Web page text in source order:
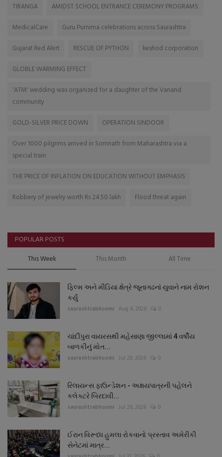
TIRANGA
AMIDST SCHOOL ENTRANCE CEREMONY PROGRAMS
MedicalCare
Guru Purnima celebrations across Saurashtra
Gujarat Red Alert
RESCUE OF PYTHON
keshod corporation
GLOBLE WARMING EFFECT
'ATM' wedding was organized for a daughter of the Vanand
community
GOLD-SILVER PRICE DOWN
OPERATION SINDOOR
Over 1000 pilgrims arrived in Somnath from Maharashtra via a
special train
THE PRICE OF INFLATION ON EDUCATION WITHOUT EMPHASIS
Robbery of jewelry worth Rs 24.50 lakh
Flood threat again
POPULAR POSTS
This Week This Month All Time
ફિલ્મ અને મીડિયા ક્ષેત્રે જૂનાગઢનાં યુવાને નામ રોશન
કર્યું
saurashtrabhoomi Aug 4, 2026 0
ચાંદીપુરા વાયરસથી મહેસાણા જીલ્લામાં 4 વર્ષીય
બાળકીનું મોત...
saurashtrabhoomi Jul 29, 2026 0
રિલાયન્સ ફાઉન્ડેશન - અક્ષયપાત્રની પહેલને
કલેક્ટરે બિરદાવી...
saurashtrabhoomi Jul 29, 2026 0
ઈરાન વિરૂધ્ધ હુમલા રોકવાનો પ્રસ્તાવ અમેરીકી
સેનેટમાં માત્ર...